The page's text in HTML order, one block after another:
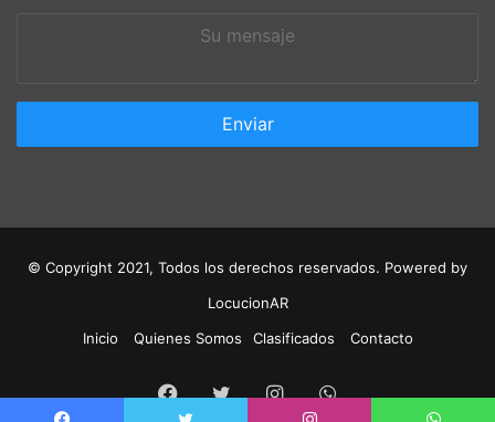
© Copyright 2021, Todos los derechos reservados. Powered by
LocucionAR
Inicio
Quienes Somos Clasificados Contacto
Facebook
TwitterInstagramWhatsapp